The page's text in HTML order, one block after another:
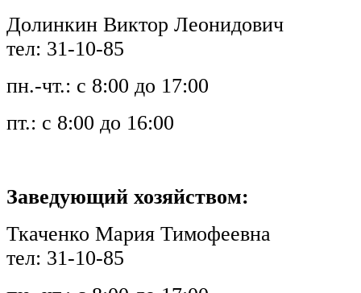
Долинкин Виктор Леонидович
тел: 31-10-85
пн.-чт.: с 8:00 до 17:00
пт.: с 8:00 до 16:00
Заведующий хозяйством:
Ткаченко Мария Тимофеевна
тел: 31-10-85